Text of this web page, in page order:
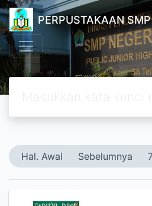
PERPUSTAKAAN
Hal. Awal Sebelumnya